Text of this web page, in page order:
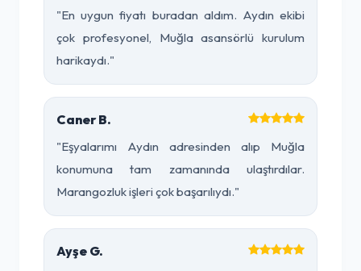
"En uygun fiyatı buradan aldım. Aydın ekibi
çok profesyonel, Muğla asansörlü kurulum
harikaydı."
Caner B.
"Eşyalarımı Aydın adresinden alıp Muğla
konumuna tam zamanında ulaştırdılar.
Marangozluk işleri çok başarılıydı."
Ayşe G.